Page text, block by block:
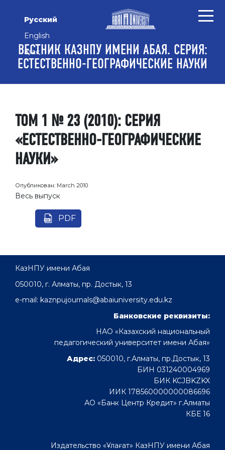
Русский
English
Қазақ
ВЕСТНИК КАЗНПУ ИМЕНИ АБАЯ. СЕРИЯ:
ЕСТЕСТВЕННО-ГЕОГРАФИЧЕСКИЕ НАУКИ
ТОМ 1 № 23 (2010): СЕРИЯ
«ЕСТЕСТВЕННО-ГЕОГРАФИЧЕСКИЕ
НАУКИ»
Опубликован: March 2010
Весь выпуск
PDF
КазНПУ имени Абая
050010, г. Алматы, пр. Достык, 13
e-mail: kaznpujournals@abaiuniversity.edu.kz
Банковские реквизиты:
НАО «Казахский национальный
педагогический университет имени Абая»
Адрес: 050010, г.Алматы, пр.Достык, 13
БИН 031240004969
БИК KCJBKZKX
ИИК 178560000000086696
АО «Банк Центр Кредит» г.Алматы
КБЕ 16
Издательство «Ұлағат» КазНПУ имени Абая